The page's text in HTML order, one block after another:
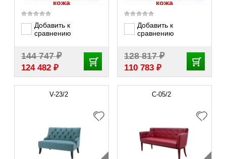
кожа
Добавить к
сравнению
144 747₽
124 482 ₽
кожа
Добавить к
сравнению
128 817₽
110 783 ₽
V-23/2 C-05/2